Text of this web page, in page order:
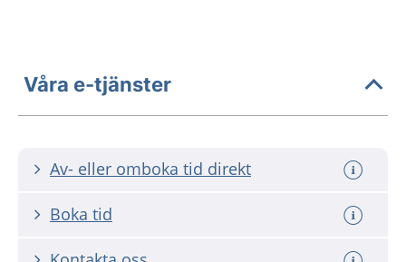
Våra e-tjänster
Av- eller omboka tid direkt
Boka tid